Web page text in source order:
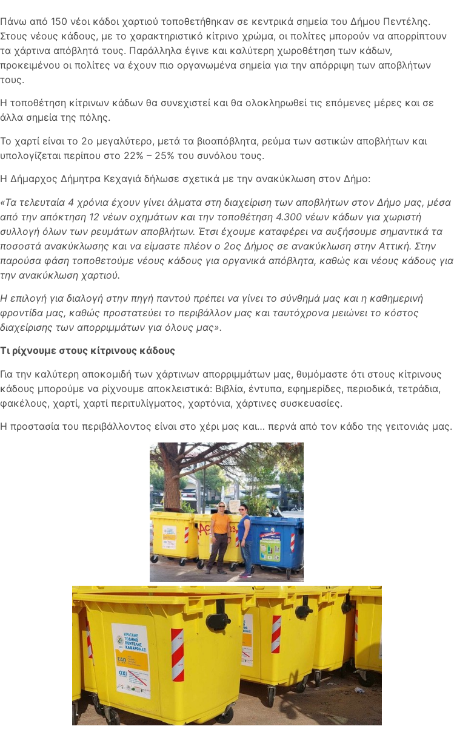
Πάνω από 150 νέοι κάδοι χαρτιού τοποθετήθηκαν σε κεντρικά σημεία του Δήμου Πεντέλης.
Στους νέους κάδους, με το χαρακτηριστικό κίτρινο χρώμα, οι πολίτες μπορούν να απορρίπτουν
τα χάρτινα απόβλητά τους. Παράλληλα έγινε και καλύτερη χωροθέτηση των κάδων,
προκειμένου οι πολίτες να έχουν πιο οργανωμένα σημεία για την απόρριψη των αποβλήτων
τους.
Η τοποθέτηση κίτρινων κάδων θα συνεχιστεί και θα ολοκληρωθεί τις επόμενες μέρες και σε
άλλα σημεία της πόλης.
Το χαρτί είναι το 2ο μεγαλύτερο, μετά τα βιοαπόβλητα, ρεύμα των αστικών αποβλήτων και
υπολογίζεται περίπου στο 22% – 25% του συνόλου τους.
Η Δήμαρχος Δήμητρα Κεχαγιά δήλωσε σχετικά με την ανακύκλωση στον Δήμο:
«Τα τελευταία 4 χρόνια έχουν γίνει άλματα στη διαχείριση των αποβλήτων στον Δήμο μας, μέσα
από την απόκτηση 12 νέων οχημάτων και την τοποθέτηση 4.300 νέων κάδων για χωριστή
συλλογή όλων των ρευμάτων αποβλήτων. Έτσι έχουμε καταφέρει να αυξήσουμε σημαντικά τα
ποσοστά ανακύκλωσης και να είμαστε πλέον ο 2ος Δήμος σε ανακύκλωση στην Αττική. Στην
παρούσα φάση τοποθετούμε νέους κάδους για οργανικά απόβλητα, καθώς και νέους κάδους για
την ανακύκλωση χαρτιού.
Η επιλογή για διαλογή στην πηγή παντού πρέπει να γίνει το σύνθημά μας και η καθημερινή
φροντίδα μας, καθώς προστατεύει το περιβάλλον μας και ταυτόχρονα μειώνει το κόστος
διαχείρισης των απορριμμάτων για όλους μας».
Τι ρίχνουμε στους κίτρινους κάδους
Για την καλύτερη αποκομιδή των χάρτινων απορριμμάτων μας, θυμόμαστε ότι στους κίτρινους
κάδους μπορούμε να ρίχνουμε αποκλειστικά: Βιβλία, έντυπα, εφημερίδες, περιοδικά, τετράδια,
φακέλους, χαρτί, χαρτί περιτυλίγματος, χαρτόνια, χάρτινες συσκευασίες.
Η προστασία του περιβάλλοντος είναι στο χέρι μας και… περνά από τον κάδο της γειτονιάς μας.